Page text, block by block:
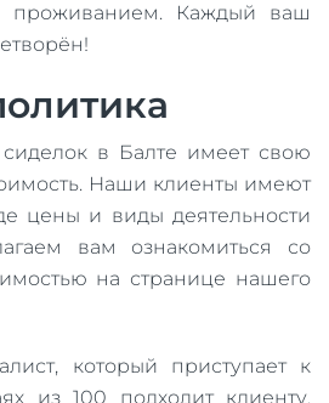
проживанием. Каждый ваш
в Балте имеет свою
Наши клиенты имеют
цены и виды деятельности
вам ознакомиться со
на странице нашего
который приступает к
из 100 подходит клиенту.